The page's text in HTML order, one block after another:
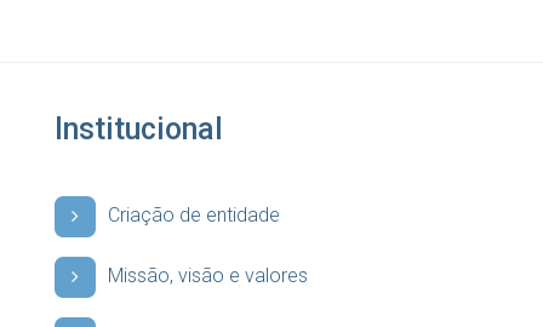
Institucional
Criação de entidade
Missão, visão e valores